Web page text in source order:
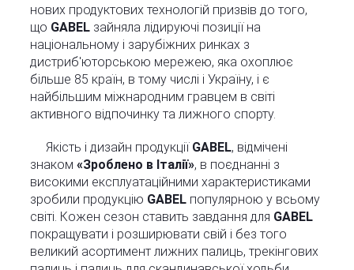
нових продуктових технологій призвів до того,
що GABEL зайняла лідируючі позиції на
національному і зарубіжних ринках з
дистриб'юторською мережею, яка охоплює
більше 85 країн, в тому числі і Україну, і є
найбільшим міжнародним гравцем в світі
активного відпочинку та лижного спорту.
Якість і дизайн продукції GABEL, відмічені
знаком «Зроблено в Італії», в поєднанні з
високими експлуатаційними характеристиками
зробили продукцію GABEL популярною у всьому
світі. Кожен сезон ставить завдання для GABEL
покращувати і розширювати свій і без того
великий асортимент лижних палиць, трекінгових